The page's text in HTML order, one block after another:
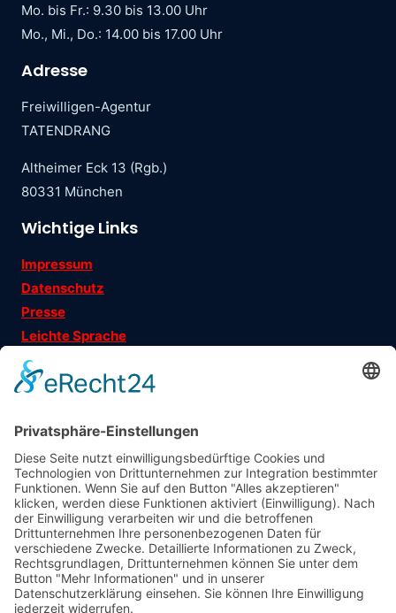
Mo. bis Fr.: 9.30 bis 13.00 Uhr
Mo., Mi., Do.: 14.00 bis 17.00 Uhr
Adresse
Freiwilligen-Agentur
TATENDRANG
Altheimer Eck 13 (Rgb.)
80331 München
Wichtige Links
Impressum
Datenschutz
Presse
Leichte Sprache
Ehrenamtsgeschichten
Folgen Sie uns auf
Träger: Verein für Fraueninteressen e.V.
Förderung: Landeshauptstadt München, Sozialreferat
Abonniere jetzt
unseren Newsletter!